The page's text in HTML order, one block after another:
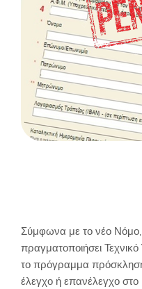
Σύμφωνα με το νέο Νόμο,
πραγματοποιήσει
το πρόγραμμα
έλεγχο ή επανέλεγχο